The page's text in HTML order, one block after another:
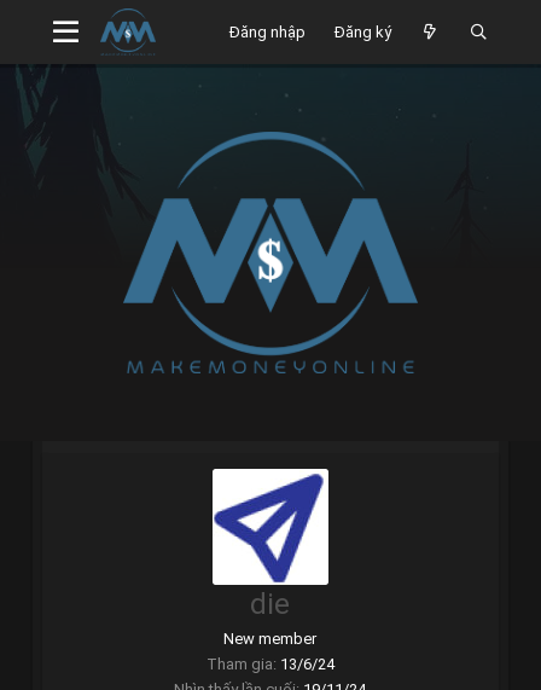
Đăng nhập Đăng ký
die
New member
Tham gia 13/6/24